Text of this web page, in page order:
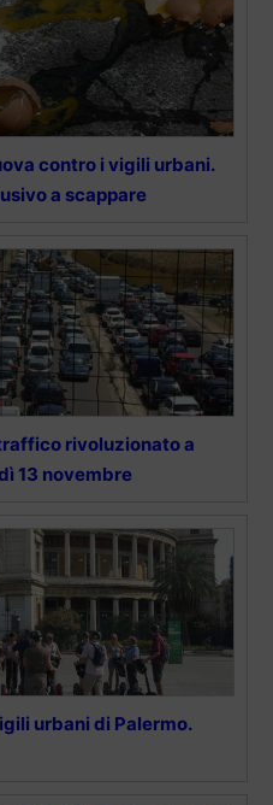
contro i vigili urbani.
a scappare
rivoluzionato a
13 novembre
urbani di Palermo.